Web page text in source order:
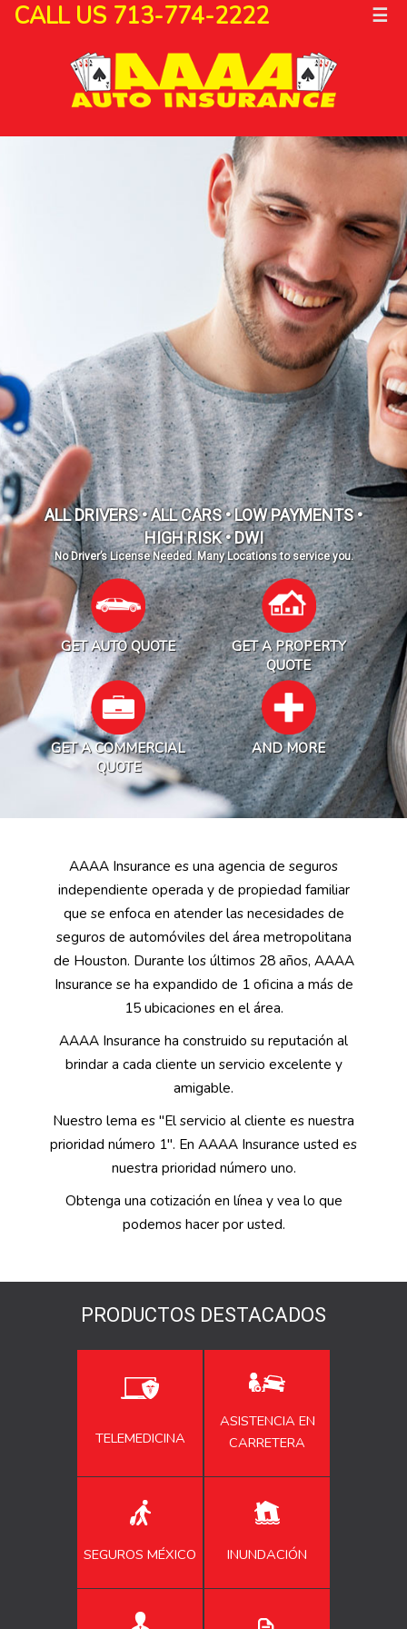
CALL US 713-774-2222 ☰
ALL DRIVERS • ALL CARS • LOW PAYMENTS •
HIGH RISK • DWI
No Driver’s License Needed. Many Locations to service you.
GET AUTO QUOTE
GET A PROPERTY
QUOTE
GET A COMMERCIAL
QUOTE
AND MORE
AAAA Insurance es una agencia de seguros
independiente operada y de propiedad familiar
que se enfoca en atender las necesidades de
seguros de automóviles del área metropolitana
de Houston. Durante los últimos 28 años, AAAA
Insurance se ha expandido de 1 oficina a más de
15 ubicaciones en el área.
AAAA Insurance ha construido su reputación al
brindar a cada cliente un servicio excelente y
amigable.
Nuestro lema es "El servicio al cliente es nuestra
prioridad número 1". En AAAA Insurance usted es
nuestra prioridad número uno.
Obtenga una cotización en línea y vea lo que
podemos hacer por usted.
PRODUCTOS DESTACADOS
TELEMEDICINA
ASISTENCIA EN
CARRETERA
SEGUROS MÉXICO INUNDACIÓN